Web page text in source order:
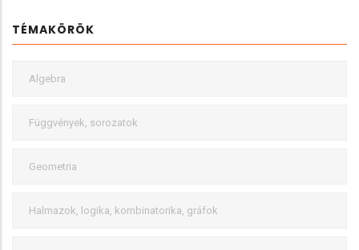
TÉMAKÖRÖK
Algebra
Függvények, sorozatok
Geometria
Halmazok, logika, kombinatorika, gráfok